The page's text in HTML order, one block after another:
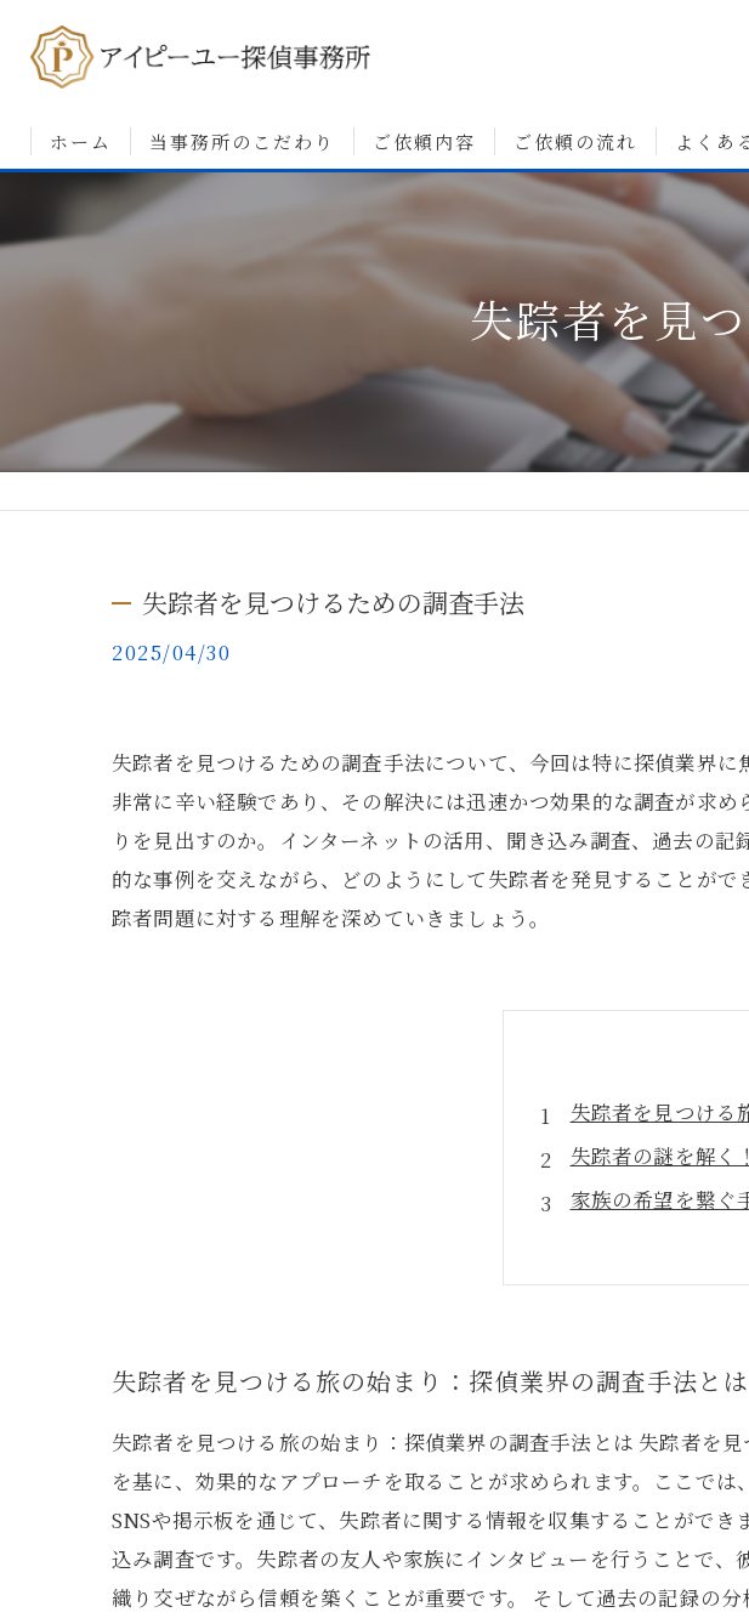
ホーム 当事務所のこだわり ご依頼内容
浮気調査について
婚前調査について
素行・行動調査について
人探しについて
ご依頼の流れ よくあ
失踪者を見
失踪者を見つけるための調査手法
2025/04/30
失踪者を見つけるための調査手法について、今回は特に探偵業界
非常に辛い経験であり、その解決には迅速かつ効果的な調査が求
りを見出すのか。インターネットの活用、聞き込み調査、過去の
的な事例を交えながら、どのようにして失踪者を発見することが
踪者問題に対する理解を深めていきましょう。
失踪者を見つける
失踪者の謎を解く
家族の希望を繋ぐ
インターネットの
過去と向き合う：
失踪者発見のプロ
失踪者を見つける旅の始まり：探偵業界の調査手法とは
失踪者を見つける旅の始まり：探偵業界の調査手法とは 失踪者を
を基に、効果的なアプローチを取ることが求められます。ここで
SNSや掲示板を通じて、失踪者に関する情報を収集することがで
込み調査です。失踪者の友人や家族にインタビューを行うことで
織り交ぜながら信頼を築くことが重要です。 そして過去の記録の